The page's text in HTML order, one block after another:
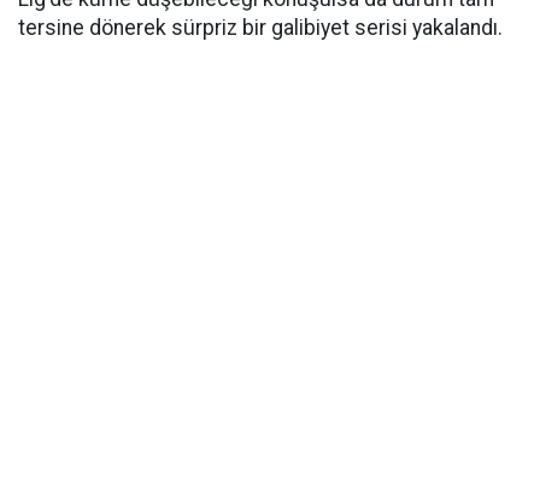
tersine dönerek sürpriz bir galibiyet serisi yakalandı.